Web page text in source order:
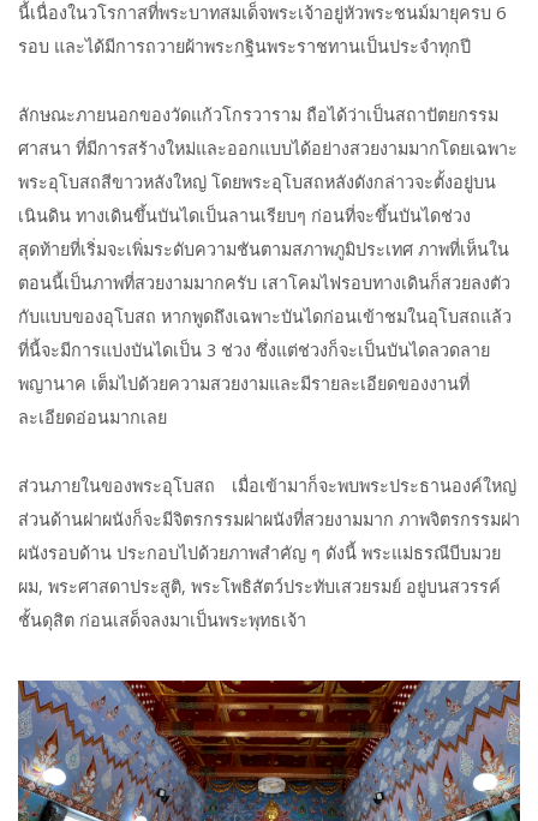
นี้เนื่องในวโรกาสที่พระบาทสมเด็จพระเจ้าอยู่หัวพระชนม์มายุครบ 6
รอบ และได้มีการถวายผ้าพระกฐินพระราชทานเป็นประจำทุกปี
ลักษณะภายนอกของวัดแก้วโกรวาราม ถือได้ว่าเป็นสถาปัตยกรรม
ศาสนา ที่มีการสร้างใหม่และออกแบบได้อย่างสวยงามมากโดยเฉพาะ
พระอุโบสถสีขาวหลังใหญ่ โดยพระอุโบสถหลังดังกล่าวจะตั้งอยู่บน
เนินดิน ทางเดินขึ้นบันไดเป็นลานเรียบๆ ก่อนที่จะขึ้นบันไดช่วง
สุดท้ายที่เริ่มจะเพิ่มระดับความชันตามสภาพภูมิประเทศ ภาพที่เห็นใน
ตอนนี้เป็นภาพที่สวยงามมากครับ เสาโคมไฟรอบทางเดินก็สวยลงตัว
กับแบบของอุโบสถ หากพูดถึงเฉพาะบันไดก่อนเข้าชมในอุโบสถแล้ว
ที่นี้จะมีการแบ่งบันไดเป็น 3 ช่วง ซึ่งแต่ช่วงก็จะเป็นบันไดลวดลาย
พญานาค เต็มไปด้วยความสวยงามและมีรายละเอียดของงานที่
ละเอียดอ่อนมากเลย
ส่วนภายในของพระอุโบสถ เมื่อเข้ามาก็จะพบพระประธานองค์ใหญ่
ส่วนด้านฝาผนังก็จะมีจิตรกรรมฝาผนังที่สวยงามมาก ภาพจิตรกรรมฝา
ผนังรอบด้าน ประกอบไปด้วยภาพสำคัญ ๆ ดังนี้ พระแม่ธรณีบีบมวย
ผม, พระศาสดาประสูติ, พระโพธิสัตว์ประทับเสวยรมย์ อยู่บนสวรรค์
ชั้นดุสิต ก่อนเสด็จลงมาเป็นพระพุทธเจ้า